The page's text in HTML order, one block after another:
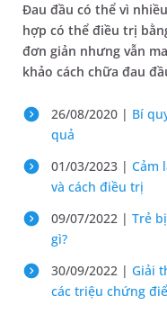
Đau đầu có thể vì
hợp có thể điều trị
đơn giản nhưng vẫn
khảo cách chữa đau
26/08/2020 | Bí
quả
01/03/2023 | Cảm
và cách điều trị
09/07/2022 | Trẻ
gì?
30/09/2022 | Giải
các triệu chứng